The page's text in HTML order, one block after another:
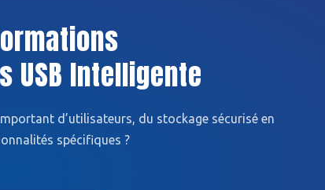
USB Intelligente
d’utilisateurs, du stockage sécurisé en
spécifiques ?